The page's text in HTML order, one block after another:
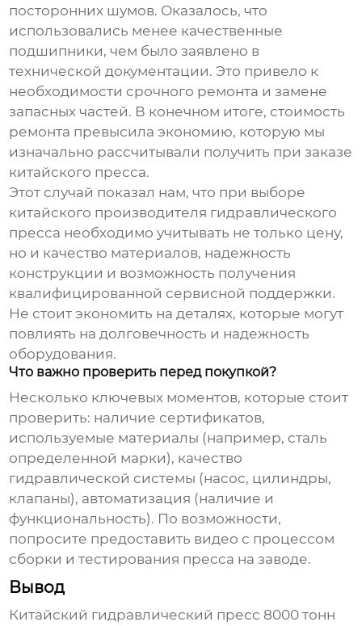
посторонних шумов. Оказалось, что
использовались менее качественные
подшипники, чем было заявлено в
технической документации. Это привело к
необходимости срочного ремонта и замене
запасных частей. В конечном итоге, стоимость
ремонта превысила экономию, которую мы
изначально рассчитывали получить при заказе
китайского пресса.
Этот случай показал нам, что при выборе
китайского производителя гидравлического
пресса необходимо учитывать не только цену,
но и качество материалов, надежность
конструкции и возможность получения
квалифицированной сервисной поддержки.
Не стоит экономить на деталях, которые могут
повлиять на долговечность и надежность
оборудования.
Что важно проверить перед покупкой?
Несколько ключевых моментов, которые стоит
проверить: наличие сертификатов,
используемые материалы (например, сталь
определенной марки), качество
гидравлической системы (насос, цилиндры,
клапаны), автоматизация (наличие и
функциональность). По возможности,
попросите предоставить видео с процессом
сборки и тестирования пресса на заводе.
Вывод
Китайский гидравлический пресс 8000 тонн